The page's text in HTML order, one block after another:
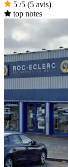
5 /5 (5 avis)
top notes